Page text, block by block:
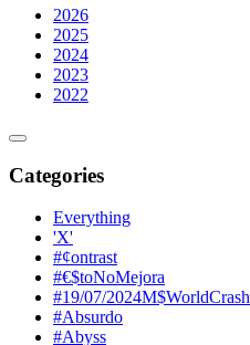
2026
2025
2024
2023
2022
Categories
Everything
'X'
#¢ontrast
#€$toNoMejora
#19/07/2024M$WorldCrash
#Absurdo
#Abyss